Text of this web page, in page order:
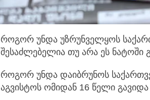
როგორ უნდა უზრუნველყოს
შესაძლებელია თუ არა ეს ნატოში
როგორ უნდა დაიბრუნოს
აგვისტოს ომიდან 16 წელი გავიდა